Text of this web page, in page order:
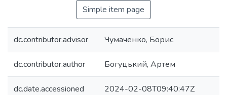
Simple item page
dc.contributor.advisor Чумаченко, Борис
dc.contributor.author Богуцький, Артем
dc.date.accessioned 2024-02-08T09:40:47Z